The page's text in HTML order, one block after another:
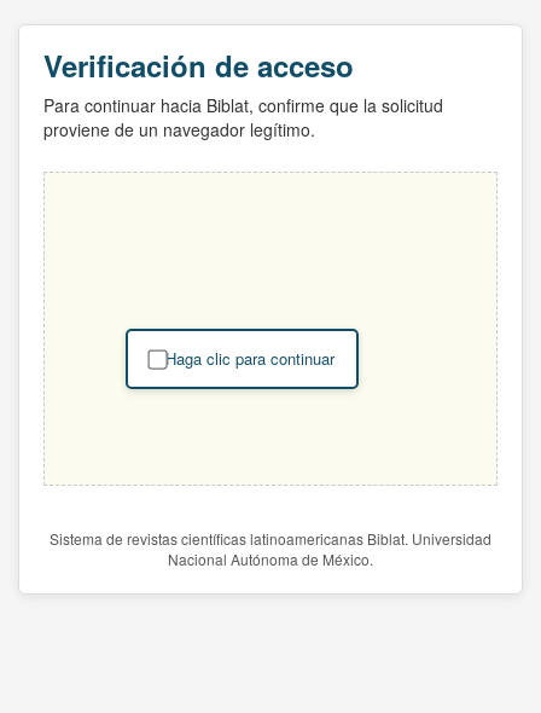
Verificación de acceso
Para continuar hacia Biblat, confirme que la solicitud
proviene de un navegador legítimo.
Haga clic para continuar
Sistema de revistas científicas latinoamericanas Biblat. Universidad
Nacional Autónoma de México.